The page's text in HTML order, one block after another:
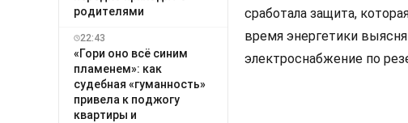
родителями
22:43
«Гори оно всё синим
пламенем»: как
судебная «гуманность»
привела к поджогу
квартиры и
сработала защита,
время энергетики
электроснабжение по